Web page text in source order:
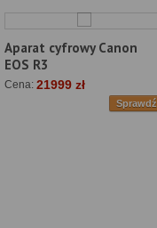
Aparat cyfrowy Canon
EOS R3
Cena: 21999 zł
Sprawdź